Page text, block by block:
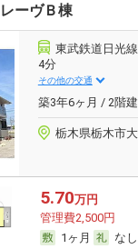
ーヴＢ棟
東武鉄道日光
4分
その他の交通
築3年6ヶ月 / 2階建
栃木県栃木市
5.70万円
管理費2,500円
1ヶ月
なし